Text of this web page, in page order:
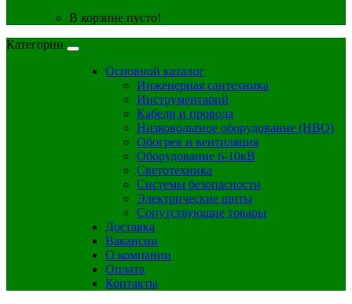
В корзине пусто!
Категории
Основной каталог
Инженерная сантехника
Инструментарий
Кабели и провода
Низковольтное оборудование (НВО)
Обогрев и вентиляция
Оборудование 6-10кВ
Светотехника
Системы безопасности
Электрические щиты
Сопутствующие товары
Доставка
Вакансии
О компании
Оплата
Контакты